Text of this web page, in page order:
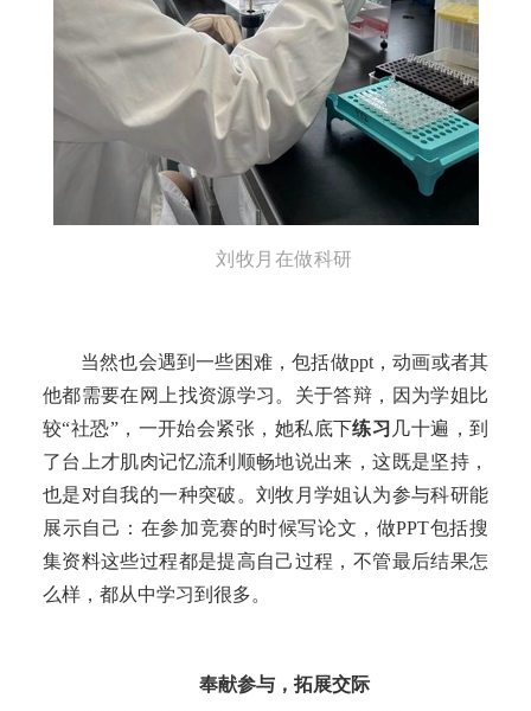
刘牧月在做科研
当然也会遇到一些困难，包括做ppt，动画或者其
他都需要在网上找资源学习 。关于答辩 ，因为学姐 比
较“社恐”，一开始会紧张， 她私底下练习 几十遍，到
了台上才肌肉记忆流利顺畅地说出来 ，这既是坚持，
也是对自我的一种突破。刘牧月学姐认为参与科研能
展示自己 ： 在参加竞赛的时候写论文 ， 做PPT包括搜
集资料这些过程都是提高自己过程，不管最后结果怎
么样，都从中学习到很多。
奉献参与，拓展交际